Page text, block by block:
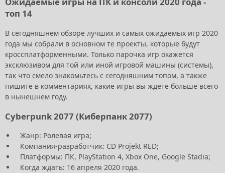
топ 14
В сегодняшнем обзоре лучших и самых ожидаемых игр 2020
года мы собрали в основном те проекты, которые будут
кроссплатформенными. Только парочка игр окажется
эксклюзивом для той или иной игровой машины (системы),
так что смело знакомьтесь с сегодняшним топом, а также
пишите в комментариях, какие игры вы ждете больше всего
в нынешнем году.
Cyberpunk 2077 (Киберпанк 2077)
Жанр: Ролевая игра;
Компания-разработчик: CD Projekt RED;
Платформы: ПК, PlayStation 4, Xbox One, Google Stadia;
Когда ждать: 16 апреля 2020 года.